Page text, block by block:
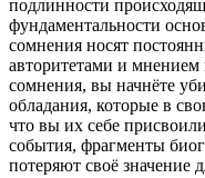
подлинности
фундаментальности
сомнения носят
авторитетами и
сомнения, вы начнёте
обладания, которые в
что вы их себе
события, фрагменты
потеряют своё значение